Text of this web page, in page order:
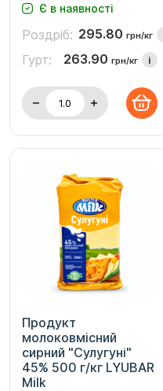
Є в наявності
Роздріб: 295.80 грн/кг
Гурт: 263.90 грн/кг i
Продукт
молоковмісний
сирний "Сулугуні"
45% 500 г/кг LYUBAR
Milk